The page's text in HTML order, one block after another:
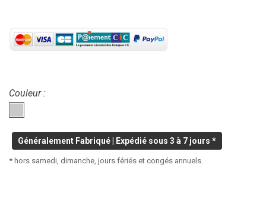
Couleur :
Généralement Fabriqué | Expédié sous 3 à 7 jours *
* hors samedi, dimanche, jours fériés et congés annuels.